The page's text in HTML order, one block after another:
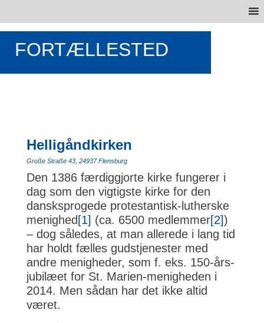
FORTÆLLESTED
Helligåndkirken
Große Straße 43, 24937 Flensburg
Den 1386 færdiggjorte kirke fungerer i
dag som den vigtigste kirke for den
dansksprogede protestantisk-lutherske
menighed [1] (ca. 6500 medlemmer[2])
– dog således, at man allerede i lang tid
har holdt fælles gudstjenester med
andre menigheder, som f. eks. 150-års-
jubilæet for St. Marien-menigheden i
2014. Men sådan har det ikke altid
været.